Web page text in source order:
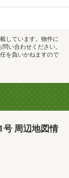
しています。物件に
い合わせください。
を負いかねますので
号 周辺地図情